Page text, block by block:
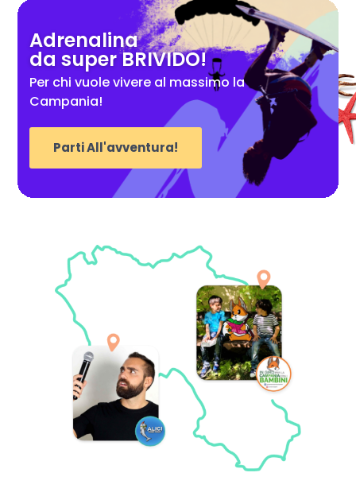
Adrenalina
da super BRIVIDO!
Per chi vuole vivere al massimo la
Campania!
Parti All'avventura!